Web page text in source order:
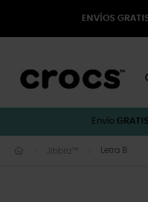
ENVÍOS
Envío GRATIS
Jibbitz™ Letra B